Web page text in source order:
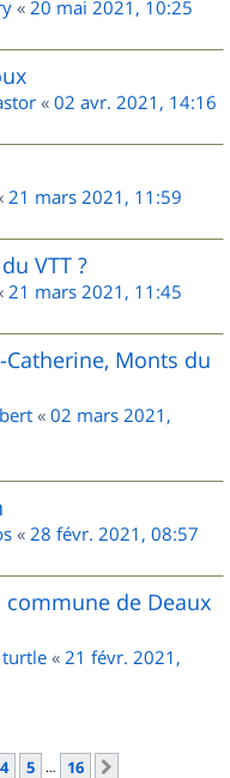
« 20 mai 2021, 10:25
« 02 avr. 2021, 14:16
21 mars 2021, 11:59
VTT ?
21 mars 2021, 11:45
Monts du
« 02 mars 2021,
« 28 févr. 2021, 08:57
de Deaux
turtle« 21 févr. 2021,
4 5 … 16